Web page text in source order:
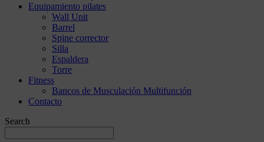
Equipamiento pilates
Wall Unit
Barrel
Spine corrector
Silla
Espaldera
Torre
Fitness
Bancos de Musculación Multifunción
Contacto
Search